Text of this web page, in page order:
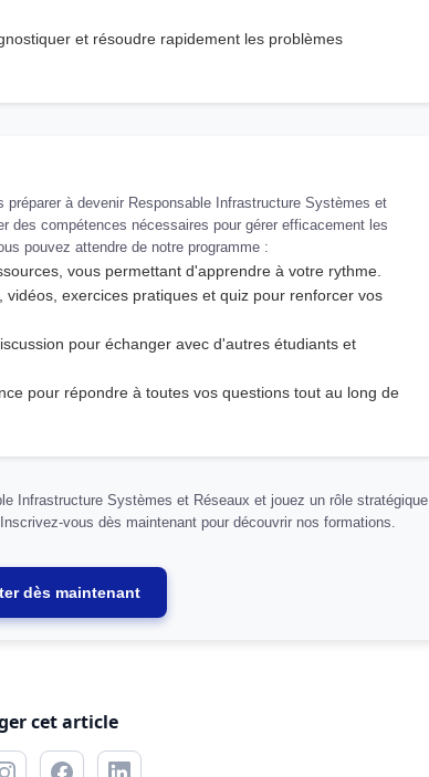
et résoudre rapidement les problèmes
à devenir Responsable Infrastructure Systèmes et
des compétences nécessaires pour gérer efficacement les
pouvez attendre de notre programme :
vous permettant d'apprendre à votre rythme.
vidéos, exercices pratiques et quiz pour renforcer vos
pour échanger avec d'autres étudiants et
pour répondre à toutes vos questions tout au long de
Infrastructure Systèmes et Réseaux et jouez un rôle stratégique
vous dès maintenant pour découvrir nos formations.
dès maintenant
cet article